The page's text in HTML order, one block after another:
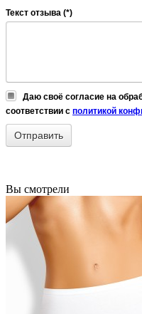
Текст отзыва (*)
Даю своё согласие на
соответствии с политикой
Вы смотрели